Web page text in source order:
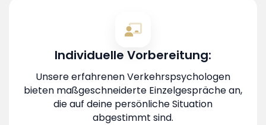
Individuelle Vorbereitung:
Unsere erfahrenen Verkehrspsychologen
bieten maßgeschneiderte Einzelgespräche an,
die auf deine persönliche Situation
abgestimmt sind.